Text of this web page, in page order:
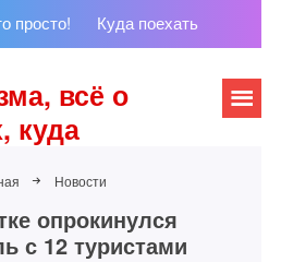
просто! Куда поехать
всё о
куда
Новости
опрокинулся
с 12 туристами